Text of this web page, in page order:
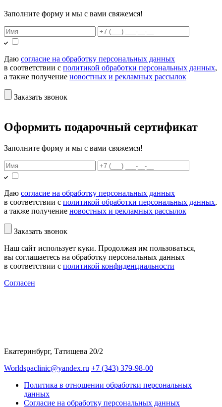
Заполните форму и мы с вами свяжемся!
Даю согласие на обработку персональных данных
в соответствии с политикой обработки персональных данных,
а также получение новостных и рекламных рассылок
Заказать звонок
Оформить подарочный сертификат
Заполните форму и мы с вами свяжемся!
Даю согласие на обработку персональных данных
в соответствии с политикой обработки персональных данных,
а также получение новостных и рекламных рассылок
Заказать звонок
Наш сайт использует куки. Продолжая им пользоваться,
вы соглашаетесь на обработку персональных данных
в соответствии с политикой конфиденциальности
Согласен
Екатеринбург, Татищева 20/2
Worldspaclinic@yandex.ru +7 (343) 379-98-00
Политика в отношении обработки персональных
данных
Согласие на обработку персональных данных